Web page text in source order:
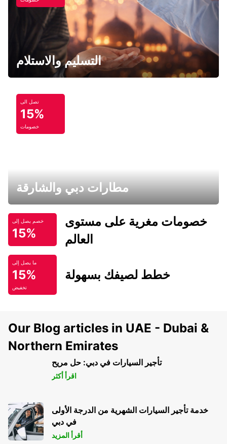
التسليم والاستلام
تصل الى
15%
خصومات
مطارات دبي والشارقة
خصم يصل إلى
15%
خصومات مغرية على مستوى
العالم
ما يصل إلى
15%
تخفيض
خطط لصيفك بسهولة
Our Blog articles in UAE - Dubai &
Northern Emirates
تأجير السيارات في دبي: حل مريح
اقرأ أكثر
خدمة تأجير السيارات الشهرية من الدرجة الأولى
في دبي
أقرأ المزيد